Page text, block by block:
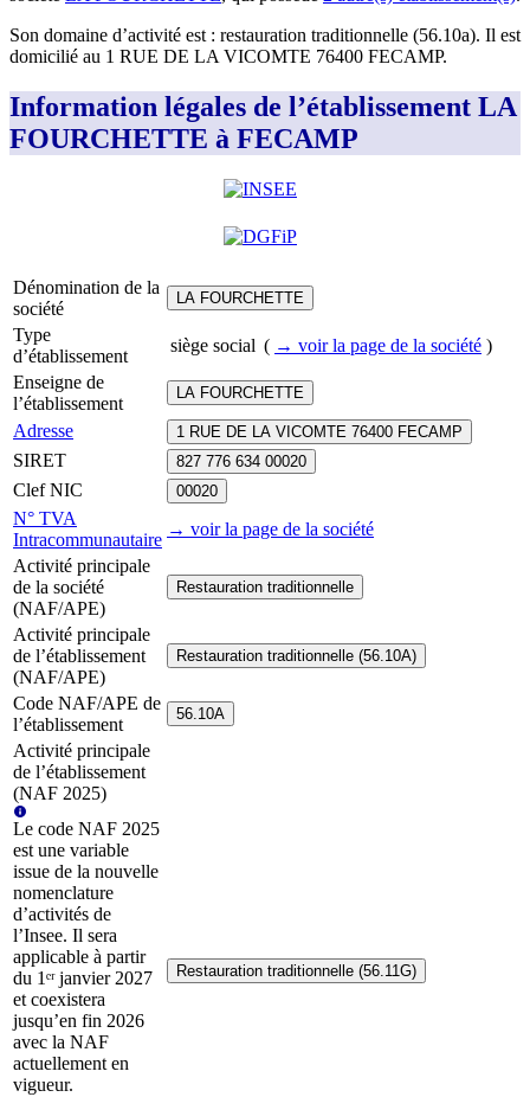
Son domaine d’activité est : restauration traditionnelle (56.10a). Il est
domicilié au 1 RUE DE LA VICOMTE 76400 FECAMP.
Information légales de l’établissement LA
FOURCHETTE à FECAMP
Dénomination de la
société
LA FOURCHETTE
Type
d’établissement
siège social ( → voir la page de la société )
Enseigne de
l’établissement
LA FOURCHETTE
Adresse 1 RUE DE LA VICOMTE 76400 FECAMP
SIRET 827 776 634 00020
Clef NIC 00020
N° TVA
Intracommunautaire
→ voir la page de la société
Activité principale
de la société
(NAF/APE)
Restauration traditionnelle
Activité principale
de l’établissement
(NAF/APE)
Restauration traditionnelle (56.10A)
Code NAF/APE de
l’établissement
56.10A
Activité principale
de l’établissement
(NAF 2025)
Le code NAF 2025
est une variable
issue de la nouvelle
nomenclature
d’activités de
l’Insee. Il sera
applicable à partir
du 1ᵉʳ janvier 2027
et coexistera
jusqu’en fin 2026
avec la NAF
actuellement en
vigueur.
Restauration traditionnelle (56.11G)